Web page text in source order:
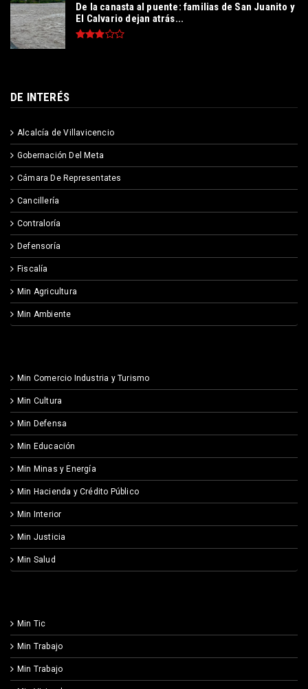
De la canasta al puente: familias de San Juanito y
El Calvario dejan atrás...
DE INTERÉS
Alcalcía de Villavicencio
Gobernación Del Meta
Cámara De Representates
Cancillería
Contraloría
Defensoría
Fiscalía
Min Agricultura
Min Ambiente
Min Comercio Industria y Turismo
Min Cultura
Min Defensa
Min Educación
Min Minas y Energía
Min Hacienda y Crédito Público
Min Interior
Min Justicia
Min Salud
Min Tic
Min Trabajo
Min Trabajo